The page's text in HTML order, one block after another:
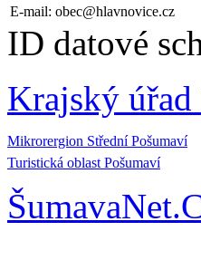
E-mail: obec@hlavnovice.cz
ID datové
Krajský úřad
Mikrorergion Střední Pošumaví
Turistická oblast Pošumaví